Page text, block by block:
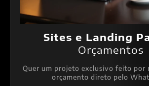
Sites e Landing
Orçamentos
Quer um projeto exclusivo feito por
orçamento direto pelo